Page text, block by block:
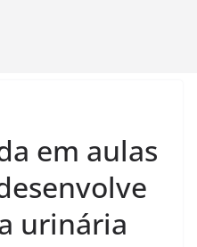
em aulas
urinária